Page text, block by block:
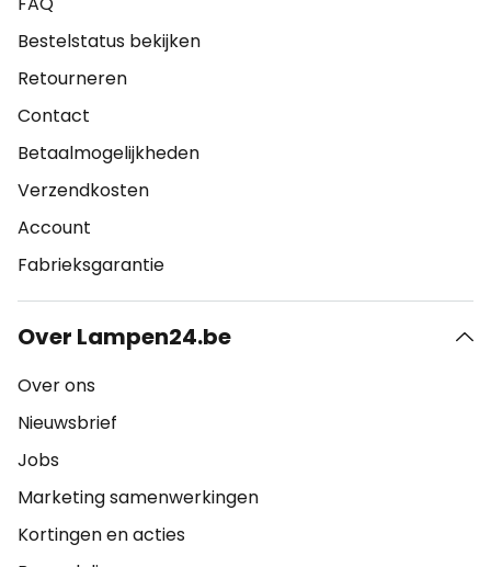
Bestelstatus bekijken
Retourneren
Contact
Betaalmogelijkheden
Verzendkosten
Account
Fabrieksgarantie
Over Lampen24.be
Over ons
Nieuwsbrief
Jobs
Marketing samenwerkingen
Kortingen en acties